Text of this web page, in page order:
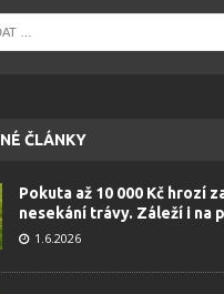
ČLÁNKY
Pokuta až 10 000 Kč hrozí
nesekání trávy. Záleží i na
1.6.2026